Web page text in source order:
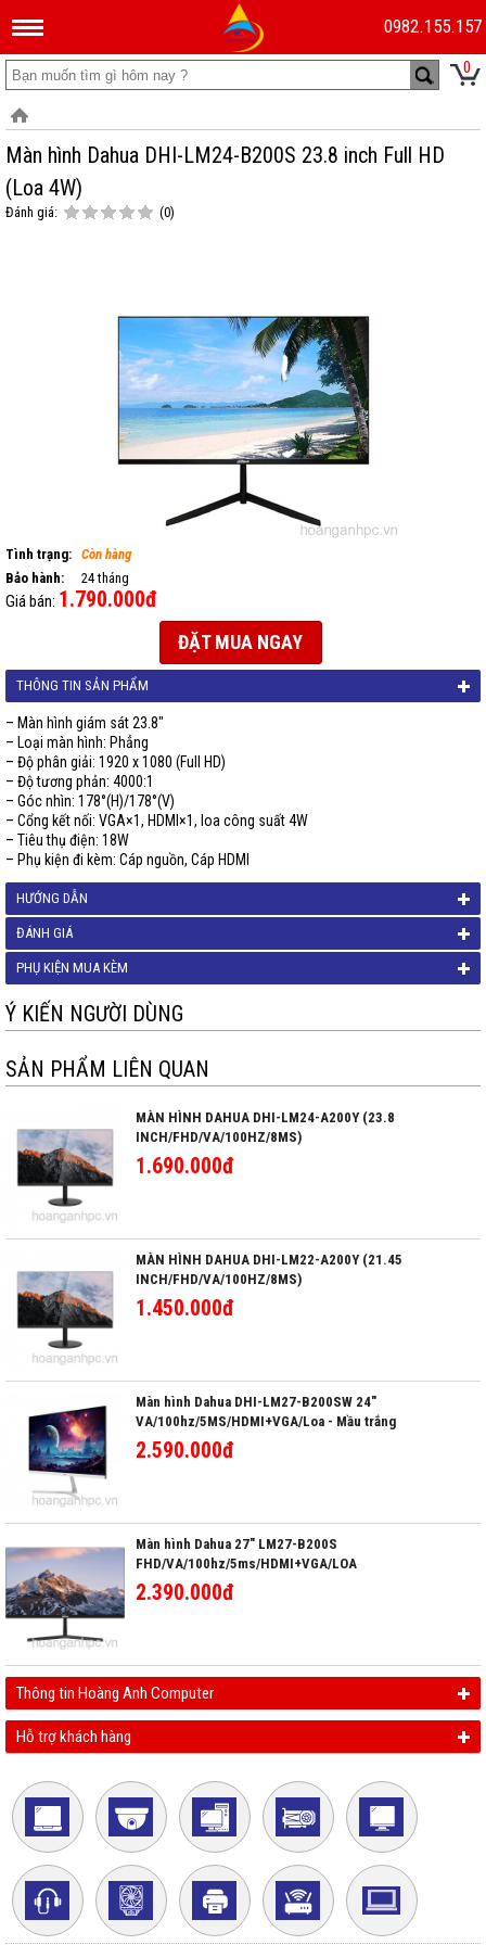
0982.155.157
0
Màn hình Dahua DHI-LM24-B200S 23.8 inch Full HD
(Loa 4W)
Đánh giá: (0)
Tình trạng: Còn hàng
Bảo hành:
24 tháng
Giá bán: 1.790.000đ
ĐẶT MUA NGAY
THÔNG TIN SẢN PHẨM
– Màn hình giám sát 23.8″
– Loại màn hình: Phẳng
– Độ phân giải: 1920 x 1080 (Full HD)
– Độ tương phản: 4000:1
– Góc nhìn: 178°(H)/178°(V)
– Cổng kết nối: VGA×1, HDMI×1, loa công suất 4W
– Tiêu thụ điện: 18W
– Phụ kiện đi kèm: Cáp nguồn, Cáp HDMI
HƯỚNG DẪN
ĐÁNH GIÁ
PHỤ KIỆN MUA KÈM
Ý KIẾN NGƯỜI DÙNG
SẢN PHẨM LIÊN QUAN
MÀN HÌNH DAHUA DHI-LM24-A200Y (23.8
INCH/FHD/VA/100HZ/8MS)
1.690.000đ
MÀN HÌNH DAHUA DHI-LM22-A200Y (21.45
INCH/FHD/VA/100HZ/8MS)
1.450.000đ
Màn hình Dahua DHI-LM27-B200SW 24"
VA/100hz/5MS/HDMI+VGA/Loa - Mầu trắng
2.590.000đ
Màn hình Dahua 27" LM27-B200S
FHD/VA/100hz/5ms/HDMI+VGA/LOA
2.390.000đ
Thông tin Hoàng Anh Computer
Hỗ trợ khách hàng